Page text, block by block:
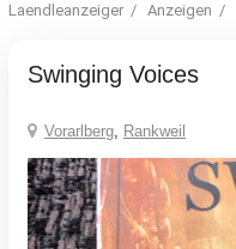
Laendleanzeiger Anzeigen
Swinging Voices
Vorarlberg, Rankweil